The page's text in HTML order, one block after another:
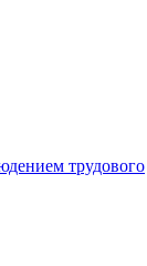
трудового